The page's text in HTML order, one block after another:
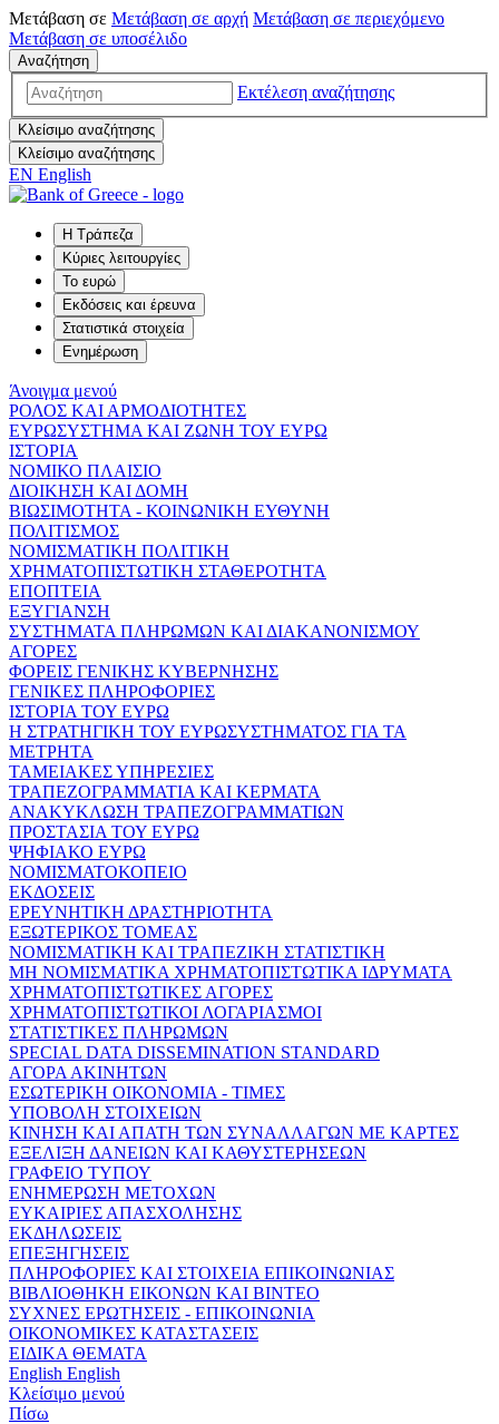
Μετάβαση σε Μετάβαση σε αρχή Μετάβαση σε περιεχόμενο
Μετάβαση σε υποσέλιδο
Αναζήτηση
Εκτέλεση αναζήτησης
Κλείσιμο αναζήτησης
Κλείσιμο αναζήτησης
EN English
Η Τράπεζα
Κύριες λειτουργίες
Το ευρώ
Εκδόσεις και έρευνα
Στατιστικά στοιχεία
Ενημέρωση
Άνοιγμα μενού
ΡΟΛΟΣ ΚΑΙ ΑΡΜΟΔΙΟΤΗΤΕΣ
ΕΥΡΩΣΥΣΤΗΜΑ ΚΑΙ ΖΩΝΗ ΤΟΥ ΕΥΡΩ
ΙΣΤΟΡΙΑ
ΝΟΜΙΚΟ ΠΛΑΙΣΙΟ
ΔΙΟΙΚΗΣΗ ΚΑΙ ΔΟΜΗ
ΒΙΩΣΙΜΟΤΗΤΑ - ΚΟΙΝΩΝΙΚΗ ΕΥΘΥΝΗ
ΠΟΛΙΤΙΣΜΟΣ
ΝΟΜΙΣΜΑΤΙΚΗ ΠΟΛΙΤΙΚΗ
ΧΡΗΜΑΤΟΠΙΣΤΩΤΙΚΗ ΣΤΑΘΕΡΟΤΗΤΑ
ΕΠΟΠΤΕΙΑ
ΕΞΥΓΙΑΝΣΗ
ΣΥΣΤΗΜΑΤΑ ΠΛΗΡΩΜΩΝ ΚΑΙ ΔΙΑΚΑΝΟΝΙΣΜΟΥ
ΑΓΟΡΕΣ
ΦΟΡΕΙΣ ΓΕΝΙΚΗΣ ΚΥΒΕΡΝΗΣΗΣ
ΓΕΝΙΚΕΣ ΠΛΗΡΟΦΟΡΙΕΣ
ΙΣΤΟΡΙΑ ΤΟΥ ΕΥΡΩ
Η ΣΤΡΑΤΗΓΙΚΗ ΤΟΥ ΕΥΡΩΣΥΣΤΗΜΑΤΟΣ ΓΙΑ ΤΑ
ΜΕΤΡΗΤΑ
ΤΑΜΕΙΑΚΕΣ ΥΠΗΡΕΣΙΕΣ
ΤΡΑΠΕΖΟΓΡΑΜΜΑΤΙΑ ΚΑΙ ΚΕΡΜΑΤΑ
ΑΝΑΚΥΚΛΩΣΗ ΤΡΑΠΕΖΟΓΡΑΜΜΑΤΙΩΝ
ΠΡΟΣΤΑΣΙΑ ΤΟΥ ΕΥΡΩ
ΨΗΦΙΑΚΟ ΕΥΡΩ
ΝΟΜΙΣΜΑΤΟΚΟΠΕΙΟ
ΕΚΔΟΣΕΙΣ
ΕΡΕΥΝΗΤΙΚΗ ΔΡΑΣΤΗΡΙΟΤΗΤΑ
ΕΞΩΤΕΡΙΚΟΣ ΤΟΜΕΑΣ
ΝΟΜΙΣΜΑΤΙΚΗ ΚΑΙ ΤΡΑΠΕΖΙΚΗ ΣΤΑΤΙΣΤΙΚΗ
ΜΗ ΝΟΜΙΣΜΑΤΙΚΑ ΧΡΗΜΑΤΟΠΙΣΤΩΤΙΚΑ ΙΔΡΥΜΑΤΑ
ΧΡΗΜΑΤΟΠΙΣΤΩΤΙΚΕΣ ΑΓΟΡΕΣ
ΧΡΗΜΑΤΟΠΙΣΤΩΤΙΚΟΙ ΛΟΓΑΡΙΑΣΜΟΙ
ΣΤΑΤΙΣΤΙΚΕΣ ΠΛΗΡΩΜΩΝ
SPECIAL DATA DISSEMINATION STANDARD
ΑΓΟΡΑ ΑΚΙΝΗΤΩΝ
ΕΣΩΤΕΡΙΚΗ ΟΙΚΟΝΟΜΙΑ - ΤΙΜΕΣ
ΥΠΟΒΟΛΗ ΣΤΟΙΧΕΙΩΝ
ΚΙΝΗΣΗ ΚΑΙ ΑΠΑΤΗ ΤΩΝ ΣΥΝΑΛΛΑΓΩΝ ΜΕ ΚΑΡΤΕΣ
ΕΞΕΛΙΞΗ ΔΑΝΕΙΩΝ ΚΑΙ ΚΑΘΥΣΤΕΡΗΣΕΩΝ
ΓΡΑΦΕΙΟ ΤΥΠΟΥ
ΕΝΗΜΕΡΩΣΗ ΜΕΤΟΧΩΝ
ΕΥΚΑΙΡΙΕΣ ΑΠΑΣΧΟΛΗΣΗΣ
ΕΚΔΗΛΩΣΕΙΣ
ΕΠΕΞΗΓΗΣΕΙΣ
ΠΛΗΡΟΦΟΡΙΕΣ ΚΑΙ ΣΤΟΙΧΕΙΑ ΕΠΙΚΟΙΝΩΝΙΑΣ
ΒΙΒΛΙΟΘΗΚΗ ΕΙΚΟΝΩΝ ΚΑΙ ΒΙΝΤΕΟ
ΣΥΧΝΕΣ ΕΡΩΤΗΣΕΙΣ - ΕΠΙΚΟΙΝΩΝΙΑ
ΟΙΚΟΝΟΜΙΚΕΣ ΚΑΤΑΣΤΑΣΕΙΣ
ΕΙΔΙΚΑ ΘΕΜΑΤΑ
English English
Κλείσιμο μενού
Πίσω